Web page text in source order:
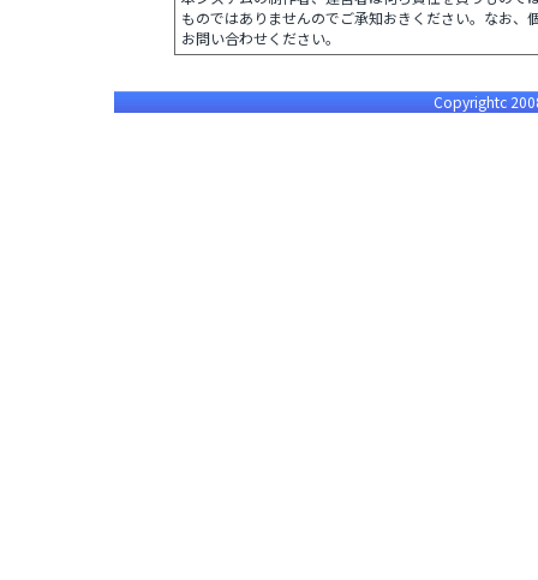
ものではありませんのでご承知おきください。なお
お問い合わせください。
Copyrightc